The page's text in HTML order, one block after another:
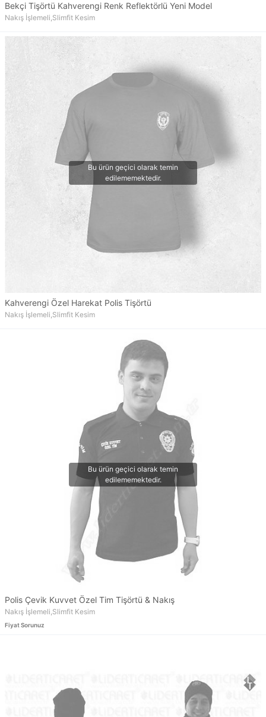
Bekçi Tişörtü Kahverengi Renk Reflektörlü Yeni Model
Nakış İşlemeli,Slimfit Kesim
Kahverengi Özel Harekat Polis Tişörtü
Nakış İşlemeli,Slimfit Kesim
Polis Çevik Kuvvet Özel Tim Tişörtü & Nakış
Nakış İşlemeli,Slimfit Kesim
Fiyat Sorunuz